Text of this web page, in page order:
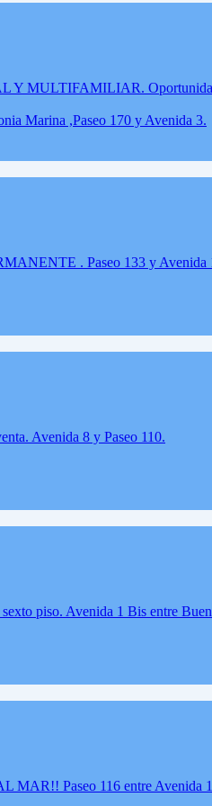
Marina ,Paseo 170 y Avenida 3.